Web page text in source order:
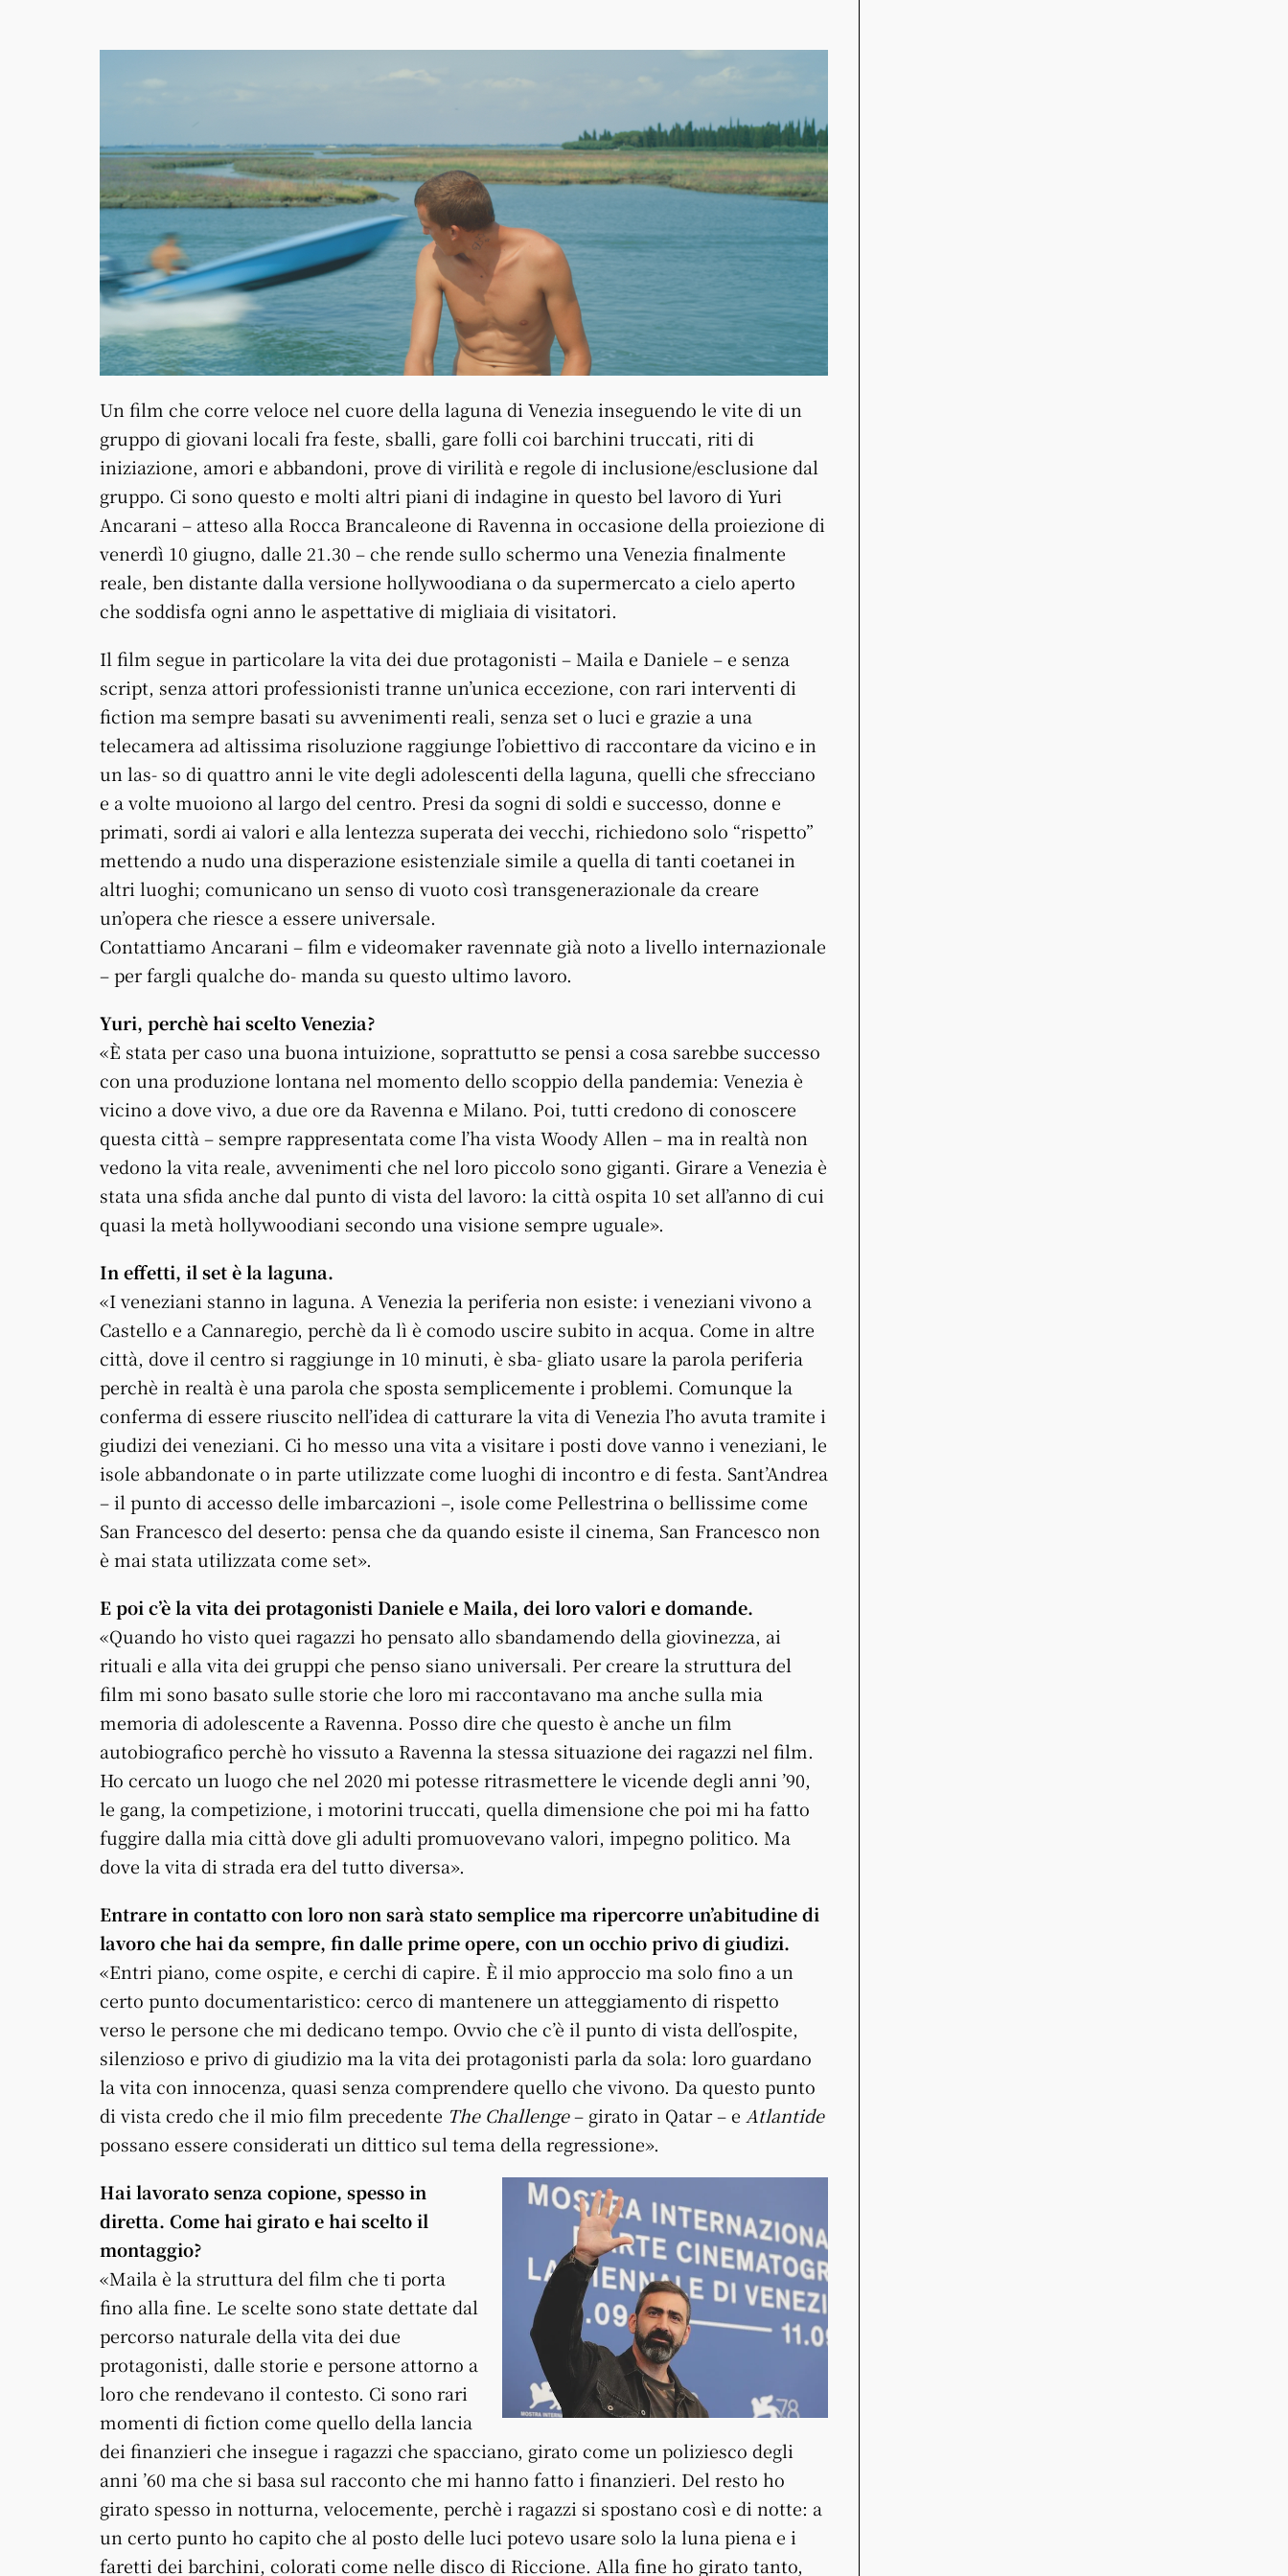
Un film che corre veloce nel cuore della laguna di Venezia inseguendo le vite di un
gruppo di giovani locali fra feste, sballi, gare folli coi barchini truccati, riti di
iniziazione, amori e abbandoni, prove di virilità e regole di inclusione/esclusione dal
gruppo. Ci sono questo e molti altri piani di indagine in questo bel lavoro di Yuri
Ancarani – atteso alla Rocca Brancaleone di Ravenna in occasione della proiezione di
venerdì 10 giugno, dalle 21.30 – che rende sullo schermo una Venezia finalmente
reale, ben distante dalla versione hollywoodiana o da supermercato a cielo aperto
che soddisfa ogni anno le aspettative di migliaia di visitatori.
Il film segue in particolare la vita dei due protagonisti – Maila e Daniele – e senza
script, senza attori professionisti tranne un’unica eccezione, con rari interventi di
fiction ma sempre basati su avvenimenti reali, senza set o luci e grazie a una
telecamera ad altissima risoluzione raggiunge l’obiettivo di raccontare da vicino e in
un las- so di quattro anni le vite degli adolescenti della laguna, quelli che sfrecciano
e a volte muoiono al largo del centro. Presi da sogni di soldi e successo, donne e
primati, sordi ai valori e alla lentezza superata dei vecchi, richiedono solo “rispetto”
mettendo a nudo una disperazione esistenziale simile a quella di tanti coetanei in
altri luoghi; comunicano un senso di vuoto così transgenerazionale da creare
un’opera che riesce a essere universale.
Contattiamo Ancarani – film e videomaker ravennate già noto a livello internazionale
– per fargli qualche do- manda su questo ultimo lavoro.
Yuri, perchè hai scelto Venezia?
«È stata per caso una buona intuizione, soprattutto se pensi a cosa sarebbe successo
con una produzione lontana nel momento dello scoppio della pandemia: Venezia è
vicino a dove vivo, a due ore da Ravenna e Milano. Poi, tutti credono di conoscere
questa città – sempre rappresentata come l’ha vista Woody Allen – ma in realtà non
vedono la vita reale, avvenimenti che nel loro piccolo sono giganti. Girare a Venezia è
stata una sfida anche dal punto di vista del lavoro: la città ospita 10 set all’anno di cui
quasi la metà hollywoodiani secondo una visione sempre uguale».
In effetti, il set è la laguna.
«I veneziani stanno in laguna. A Venezia la periferia non esiste: i veneziani vivono a
Castello e a Cannaregio, perchè da lì è comodo uscire subito in acqua. Come in altre
città, dove il centro si raggiunge in 10 minuti, è sba- gliato usare la parola periferia
perchè in realtà è una parola che sposta semplicemente i problemi. Comunque la
conferma di essere riuscito nell’idea di catturare la vita di Venezia l’ho avuta tramite i
giudizi dei veneziani. Ci ho messo una vita a visitare i posti dove vanno i veneziani, le
isole abbandonate o in parte utilizzate come luoghi di incontro e di festa. Sant’Andrea
– il punto di accesso delle imbarcazioni –, isole come Pellestrina o bellissime come
San Francesco del deserto: pensa che da quando esiste il cinema, San Francesco non
è mai stata utilizzata come set».
E poi c’è la vita dei protagonisti Daniele e Maila, dei loro valori e domande.
«Quando ho visto quei ragazzi ho pensato allo sbandamendo della giovinezza, ai
rituali e alla vita dei gruppi che penso siano universali. Per creare la struttura del
film mi sono basato sulle storie che loro mi raccontavano ma anche sulla mia
memoria di adolescente a Ravenna. Posso dire che questo è anche un film
autobiografico perchè ho vissuto a Ravenna la stessa situazione dei ragazzi nel film.
Ho cercato un luogo che nel 2020 mi potesse ritrasmettere le vicende degli anni ’90,
le gang, la competizione, i motorini truccati, quella dimensione che poi mi ha fatto
fuggire dalla mia città dove gli adulti promuovevano valori, impegno politico. Ma
dove la vita di strada era del tutto diversa».
Entrare in contatto con loro non sarà stato semplice ma ripercorre un’abitudine di
lavoro che hai da sempre, fin dalle prime opere, con un occhio privo di giudizi.
«Entri piano, come ospite, e cerchi di capire. È il mio approccio ma solo fino a un
certo punto documentaristico: cerco di mantenere un atteggiamento di rispetto
verso le persone che mi dedicano tempo. Ovvio che c’è il punto di vista dell’ospite,
silenzioso e privo di giudizio ma la vita dei protagonisti parla da sola: loro guardano
la vita con innocenza, quasi senza comprendere quello che vivono. Da questo punto
di vista credo che il mio film precedente The Challenge– girato in Qatar – e Atlantide
possano essere considerati un dittico sul tema della regressione».
Hai lavorato senza copione, spesso in
diretta. Come hai girato e hai scelto il
montaggio?
«Maila è la struttura del film che ti porta
fino alla fine. Le scelte sono state dettate dal
percorso naturale della vita dei due
protagonisti, dalle storie e persone attorno a
loro che rendevano il contesto. Ci sono rari
momenti di fiction come quello della lancia
dei finanzieri che insegue i ragazzi che spacciano, girato come un poliziesco degli
anni ’60 ma che si basa sul racconto che mi hanno fatto i finanzieri. Del resto ho
girato spesso in notturna, velocemente, perchè i ragazzi si spostano così e di notte: a
un certo punto ho capito che al posto delle luci potevo usare solo la luna piena e i
faretti dei barchini, colorati come nelle disco di Riccione. Alla fine ho girato tanto,